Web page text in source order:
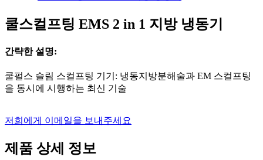
쿨스컬프팅 EMS 2 in 1 지방 냉동기
간략한 설명:
쿨펄스 슬림 스컬프팅 기기: 냉동지방분해술과 EM 스컬프팅
을 동시에 시행하는 최신 기술
저희에게 이메일을 보내주세요
제품 상세 정보